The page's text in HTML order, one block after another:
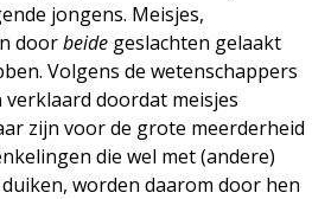
jongens. Meisjes,
doorbeide geslachten gelaakt
Volgens de wetenschappers
doordat meisjes
zijn voor de grote meerderheid
die wel met (andere)
worden daarom door hen